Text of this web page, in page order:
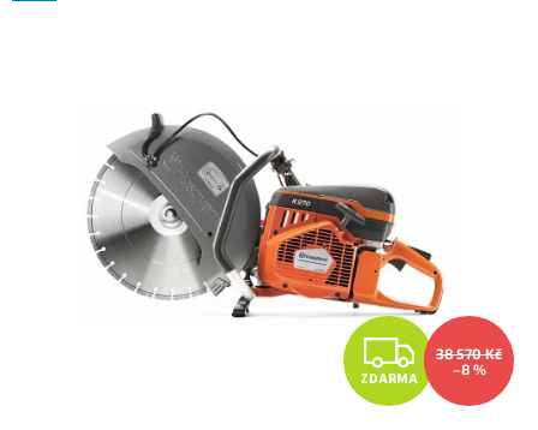
Z
D
ZDARMA
38 570 Kč
–8 %